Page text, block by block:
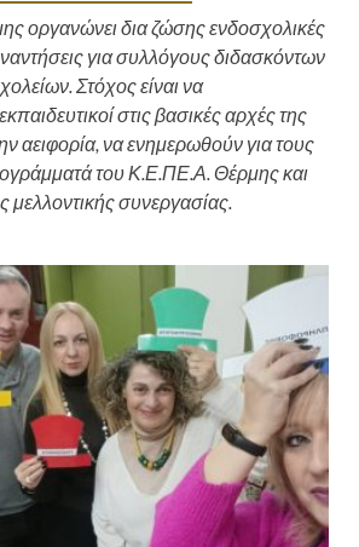
οργανώνει δια ζώσης ενδοσχολικές
για συλλόγους διδασκόντων
Στόχος είναι να
στις βασικές αρχές της
αειφορία, να ενημερωθούν για τους
του Κ.Ε.ΠΕ.Α. Θέρμης και
μελλοντικής συνεργασίας.